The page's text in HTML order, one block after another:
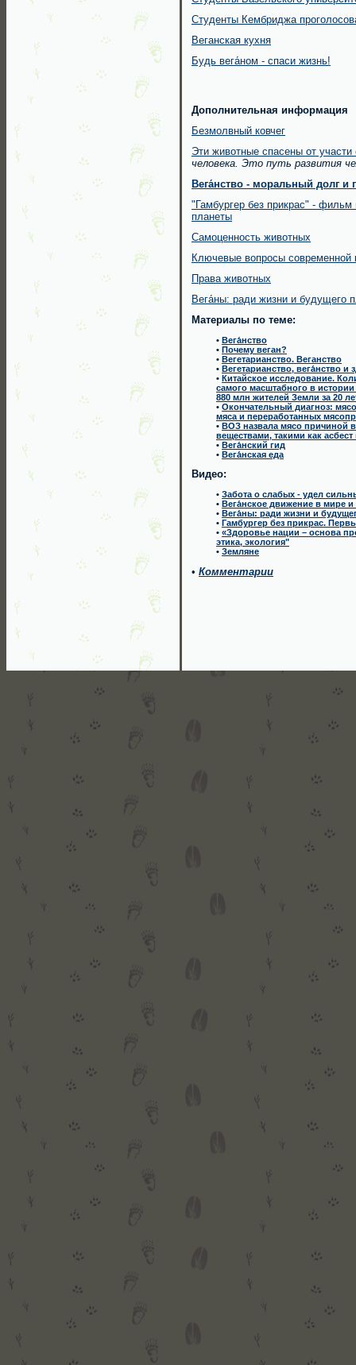
Студенты Кембриджа
Веганская кухня
Будь вега́ном - спаси жизнь!
Дополнительная информация
Безмолвный ковчег
Эти животные спасены от
человека. Это путь развития
Вега́нство - моральный долг и
"Гамбургер без прикрас" -
планеты
Самоценность животных
Ключевые вопросы современной
Права животных
Вега́ны: ради жизни и будущего
Материалы по теме:
• Вега́нство
• Почему веган?
• Вегетарианство. Веганство
• Вегетарианство, вега́нство и
• Китайское исследование.
самого масштабного в
880 млн жителей Земли за 20
• Окончательный диагноз:
мяса и переработанных
• ВОЗ назвала мясо причиной
веществами, такими как
• Вега́нский гид
• Вега́нская еда
Видео:
• Забота о слабых - удел
• Вега́нское движение в мире и
• Вега́ны: ради жизни и
• Гамбургер без прикрас.
• «Здоровье нации – основа
этика, экология"
• Земляне
• Комментарии